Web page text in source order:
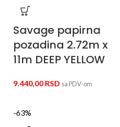
Savage papirna
pozadina 2.72m x
11m DEEP YELLOW
9.440,00 RSD sa PDV-om
-63%